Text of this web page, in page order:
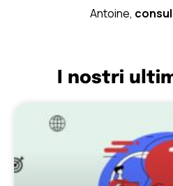
Antoine,
I nostri